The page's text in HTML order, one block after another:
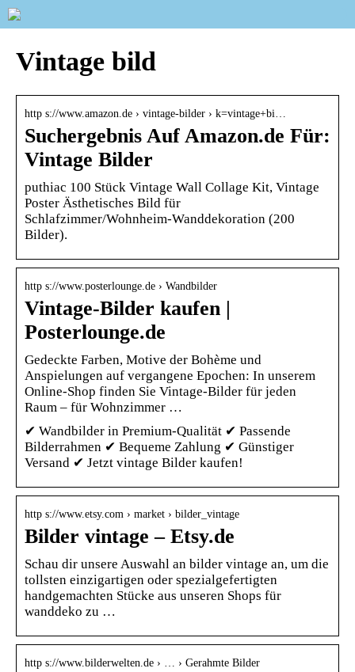
Vintage bild
http s://www.amazon.de › vintage-bilder › k=vintage+bi…
Suchergebnis Auf Amazon.de Für:
Vintage Bilder
puthiac 100 Stück Vintage Wall Collage Kit, Vintage
Poster Ästhetisches Bild für
Schlafzimmer/Wohnheim-Wanddekoration (200
Bilder).
http s://www.posterlounge.de › Wandbilder
Vintage-Bilder kaufen |
Posterlounge.de
Gedeckte Farben, Motive der Bohème und
Anspielungen auf vergangene Epochen: In unserem
Online-Shop finden Sie Vintage-Bilder für jeden
Raum – für Wohnzimmer …
✔ Wandbilder in Premium-Qualität ✔ Passende
Bilderrahmen ✔ Bequeme Zahlung ✔ Günstiger
Versand ✔ Jetzt vintage Bilder kaufen!
http s://www.etsy.com › market › bilder_vintage
Bilder vintage – Etsy.de
Schau dir unsere Auswahl an bilder vintage an, um die
tollsten einzigartigen oder spezialgefertigten
handgemachten Stücke aus unseren Shops für
wanddeko zu …
http s://www.bilderwelten.de › … › Gerahmte Bilder